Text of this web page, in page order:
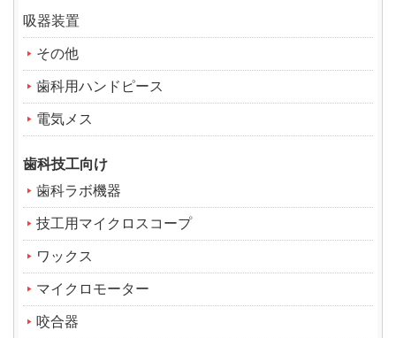
吸器装置
その他
歯科用ハンドピース
電気メス
歯科技工向け
歯科ラボ機器
技工用マイクロスコープ
ワックス
マイクロモーター
咬合器